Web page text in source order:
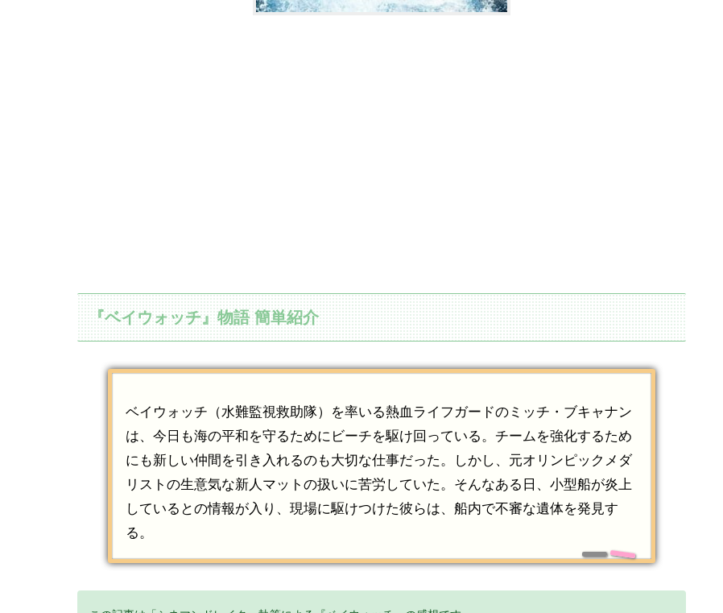
『ベイウォッチ』物語 簡単紹介
ベイウォッチ（水難監視救助隊）を率いる熱血ライフガードのミッチ・ブキャナン
は、今日も海の平和を守るためにビーチを駆け回っている。チームを強化するため
にも新しい仲間を引き入れるのも大切な仕事だった。しかし、元オリンピックメダ
リストの生意気な新人マットの扱いに苦労していた。そんなある日、小型船が炎上
しているとの情報が入り、現場に駆けつけた彼らは、船内で不審な遺体を発見す
る。